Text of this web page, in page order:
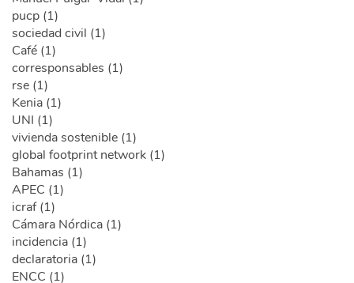
pucp (1)
sociedad civil (1)
Café (1)
corresponsables (1)
rse (1)
Kenia (1)
UNI (1)
vivienda sostenible (1)
global footprint network (1)
Bahamas (1)
APEC (1)
icraf (1)
Cámara Nórdica (1)
incidencia (1)
declaratoria (1)
ENCC (1)